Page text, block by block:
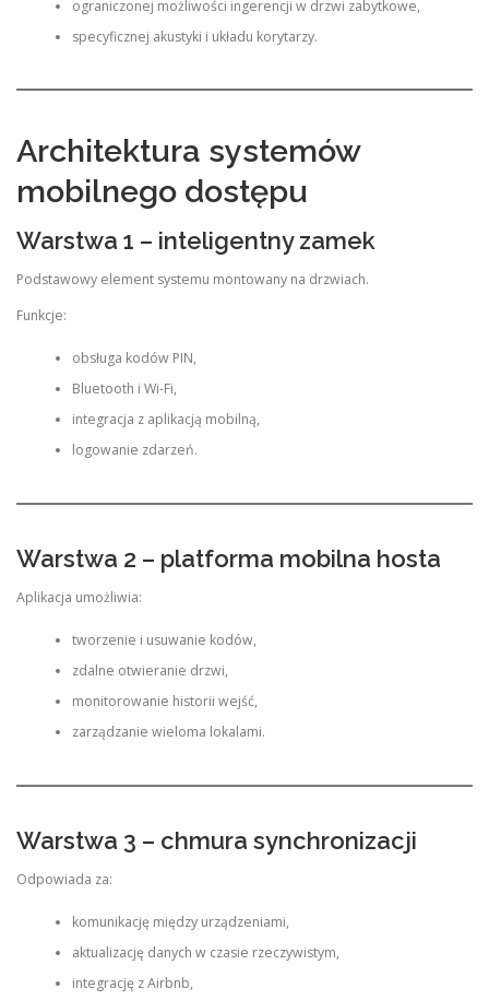
ograniczonej możliwości ingerencji w drzwi zabytkowe,
specyficznej akustyki i układu korytarzy.
Architektura systemów
mobilnego dostępu
Warstwa 1 – inteligentny zamek
Podstawowy element systemu montowany na drzwiach.
Funkcje:
obsługa kodów PIN,
Bluetooth i Wi-Fi,
integracja z aplikacją mobilną,
logowanie zdarzeń.
Warstwa 2 – platforma mobilna hosta
Aplikacja umożliwia:
tworzenie i usuwanie kodów,
zdalne otwieranie drzwi,
monitorowanie historii wejść,
zarządzanie wieloma lokalami.
Warstwa 3 – chmura synchronizacji
Odpowiada za:
komunikację między urządzeniami,
aktualizację danych w czasie rzeczywistym,
integrację z Airbnb,